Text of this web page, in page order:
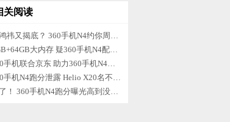
关阅读
周鸿祎又揭底？ 360手机N4约你周一见
6GB+64GB大内存 疑360手机N4配置曝光
360手机联合京东 助力360手机N4上市
360手机N4跑分泄露 Helio X20名不虚传
惊了！ 360手机N4跑分曝光高到没朋友